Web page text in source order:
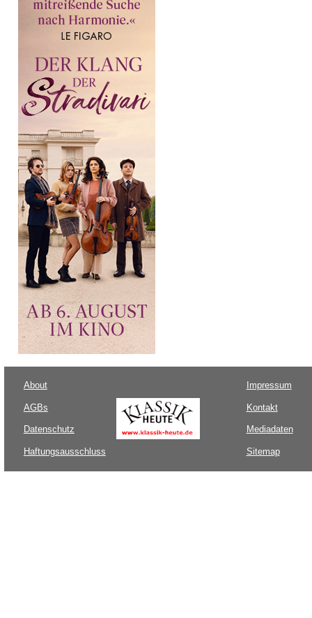
About
AGBs
Datenschutz
Haftungsausschluss
Impressum
Kontakt
Mediadaten
Sitemap